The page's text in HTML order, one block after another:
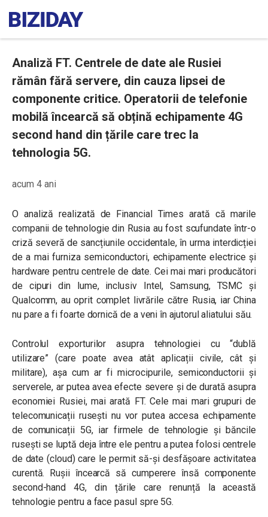
Analiză FT. Centrele de date ale Rusiei
rămân fără servere, din cauza lipsei de
componente critice. Operatorii de telefonie
mobilă încearcă să obțină echipamente 4G
second hand din țările care trec la
tehnologia 5G.
acum 4 ani
O analiză realizată de Financial Times arată că marile
companii de tehnologie din Rusia au fost scufundate într-o
criză severă de sancțiunile occidentale, în urma interdicției
de a mai furniza semiconductori, echipamente electrice și
hardware pentru centrele de date. Cei mai mari producători
de cipuri din lume, inclusiv Intel, Samsung, TSMC și
Qualcomm, au oprit complet livrările către Rusia, iar China
nu pare a fi foarte dornică de a veni în ajutorul aliatului său.
Controlul exporturilor asupra tehnologiei cu “dublă
utilizare” (care poate avea atât aplicații civile, cât și
militare), așa cum ar fi microcipurile, semiconductorii și
serverele, ar putea avea efecte severe și de durată asupra
economiei Rusiei, mai arată FT. Cele mai mari grupuri de
telecomunicații rusești nu vor putea accesa echipamente
de comunicații 5G, iar firmele de tehnologie și băncile
rusești se luptă deja între ele pentru a putea folosi centrele
de date (cloud) care le permit să-și desfășoare activitatea
curentă. Rușii încearcă să cumperere însă componente
second-hand 4G, din țările care renunță la această
tehnologie pentru a face pasul spre 5G.